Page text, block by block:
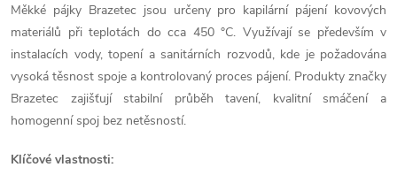
Měkké pájky Brazetec jsou určeny pro kapilární pájení kovových
materiálů při teplotách do cca 450 °C. Využívají se především v
instalacích vody, topení a sanitárních rozvodů, kde je požadována
vysoká těsnost spoje a kontrolovaný proces pájení. Produkty značky
Brazetec zajišťují stabilní průběh tavení, kvalitní smáčení a
homogenní spoj bez netěsností.
Klíčové vlastnosti: